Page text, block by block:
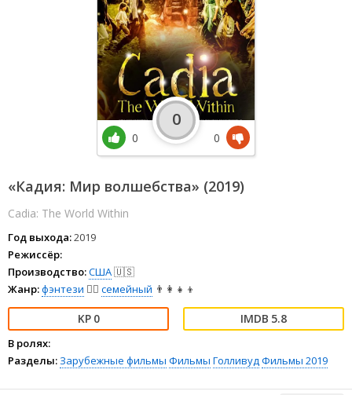
«Кадия: Мир волшебства» (2019)
Cadia: The World Within
Год выхода:2019
Режиссёр:
Производство:США🇺🇸
Жанр:фэнтези 🧝‍♂️ семейный 👨‍👩‍👧‍👦
0 5.8
В ролях:
Разделы: Зарубежные фильмы Фильмы ГолливудФильмы 2019
0
0
0